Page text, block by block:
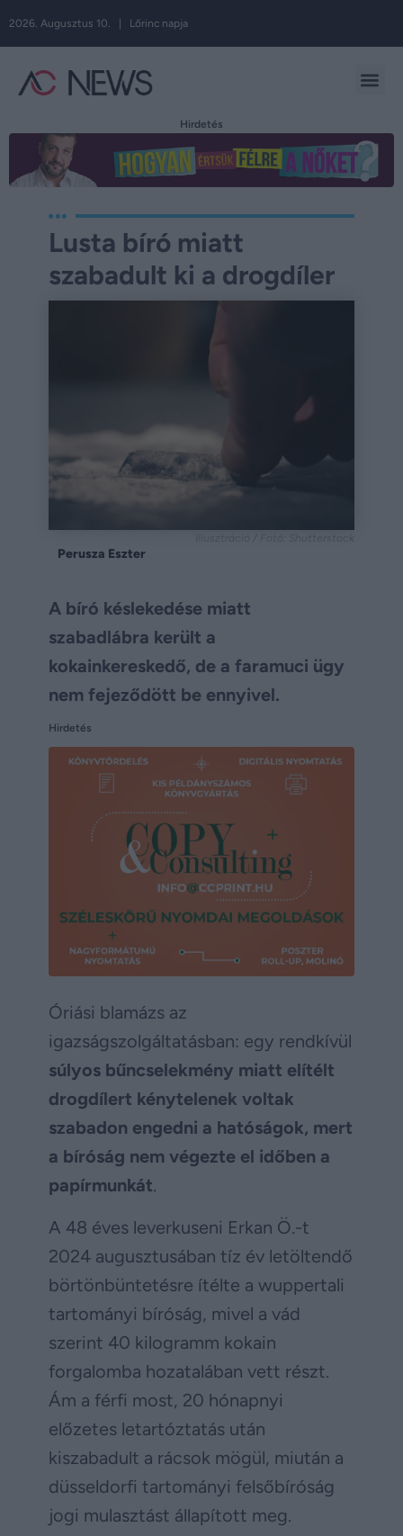
2026. Augusztus 10. | Lőrinc napja
Hirdetés
Lusta bíró miatt
szabadult ki a drogdíler
Perusza Eszter
A bíró késlekedése miatt
szabadlábra került a
kokainkereskedő, de a faramuci ügy
nem fejeződött be ennyivel.
Hirdetés
Óriási blamázs az
igazságszolgáltatásban: egy rendkívül
súlyos bűncselekmény miatt elítélt
drogdílert kénytelenek voltak
szabadon engedni a hatóságok, mert
a bíróság nem végezte el időben a
papírmunkát.
A 48 éves leverkuseni Erkan Ö.-t
2024 augusztusában tíz év letöltendő
börtönbüntetésre ítélte a wuppertali
tartományi bíróság, mivel a vád
szerint 40 kilogramm kokain
forgalomba hozatalában vett részt.
Ám a férfi most, 20 hónapnyi
előzetes letartóztatás után
kiszabadult a rácsok mögül, miután a
düsseldorfi tartományi felsőbíróság
jogi mulasztást állapított meg.